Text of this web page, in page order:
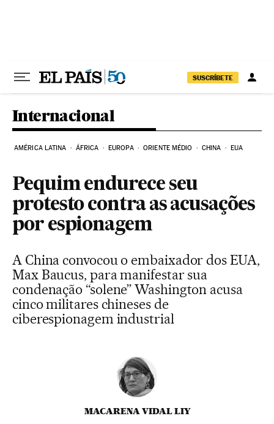
SUSCRÍBETE
Internacional
AMÉRICA LATINA ÁFRICA EUROPA ORIENTE MÉDIO CHINA EUA
Pequim endurece seu
protesto contra as acusações
por espionagem
A China convocou o embaixador dos EUA,
Max Baucus, para manifestar sua
condenação “solene” Washington acusa
cinco militares chineses de
ciberespionagem industrial
MACARENA VIDAL LIY